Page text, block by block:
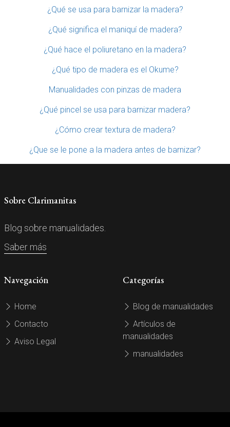
¿Qué se usa para barnizar la madera?
¿Qué significa el maniquí de madera?
¿Qué hace el poliuretano en la madera?
¿Qué tipo de madera es el Okume?
Manualidades con pinzas de madera
¿Qué pincel se usa para barnizar madera?
¿Cómo crear textura de madera?
¿Que se le pone a la madera antes de barnizar?
Sobre Clarimanitas
Blog sobre manualidades.
Saber más
Navegación
Home
Contacto
Aviso Legal
Categorías
Blog de manualidades
Artículos de
manualidades
manualidades